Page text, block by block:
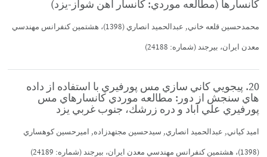
كانسارها (مطالعه موردي: كانسار آهن شواز-يزد)
محمدحسين قلعه خاني, عبدالحميد انصاري (1398)، هشتمين كنفرانس مهندسي
معدن ايران، بيرجند (شماره: 24188)
20. پيجويي كاني سازي مس پورفيري با استفاده از داده
هاي سنجش از دور: مطالعه موردي كانسارهاي مس
پورفيري علي آباد و دره زرشك، جنوب غربي يزد
اميد كياني, عبدالحميد انصاري, سيدحسين مجتهدزاده, اميرحسين كوهساري
(1398)، هشتمين كنفرانس مهندسي معدن ايران، بيرجند (شماره: 24189)